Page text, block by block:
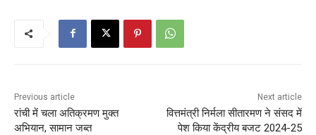
Previous article
रांची में चला अतिक्रमण मुक्त
अभियान, सामान जब्त
Next article
वित्तमंत्री निर्मला सीतारमण ने संसद में
पेश किया केंद्रीय बजट 2024-25